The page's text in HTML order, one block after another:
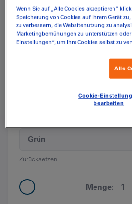
CHF778.30 (inkl.
Lieferung innerhalb der Schweiz. Die
Zurücksetzen
Menge:
Wenn Sie auf „Alle Cookies akzeptieren“
Speicherung von Cookies auf Ihrem Gerät
zu verbessern, die Websitenutzung zu
Marketingbemühungen zu unterstützen oder
Einstellungen“, um Ihre Cookies selbst zu
Alle
Cookie-
bearbeiten